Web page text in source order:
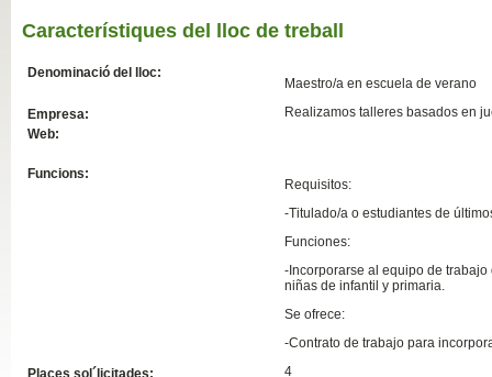
Slide01
Característiques del lloc de treball
Denominació del lloc:
Maestro/a en escuela de verano
Empresa:
Realizamos talleres basados en
Web:
Funcions:
Requisitos:
-Titulado/a o estudiantes de
Funciones:
-Incorporarse al equipo de
niñas de infantil y primaria.
Se ofrece:
-Contrato de trabajo para
Places sol´licitades:
4